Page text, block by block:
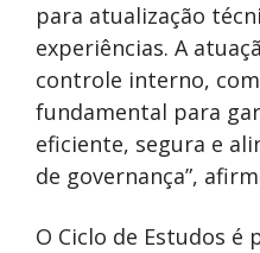
para atualização
experiências. A
controle interno,
fundamental para
eficiente, segura e
de governança”,
O Ciclo de Estudos é